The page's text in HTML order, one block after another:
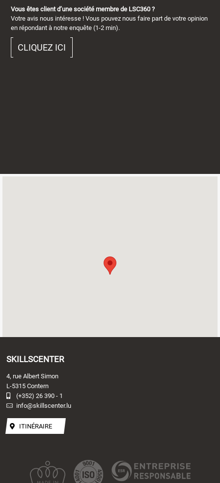
Vous êtes client d’une société membre de LSC360 ?
Votre avis nous intéresse ! Vous pouvez nous faire part de votre opinion
en répondant à notre enquête (1-2 min).
CLIQUEZ ICI
SKILLSCENTER
4, rue Albert Simon
L-5315 Contern
(+352) 26 390 - 1
info@skillscenter.lu
ITINÉRAIRE